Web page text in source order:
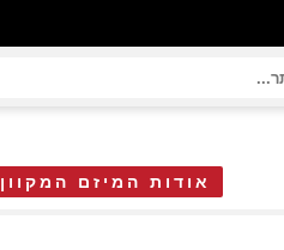
אודות המיזם המקוון